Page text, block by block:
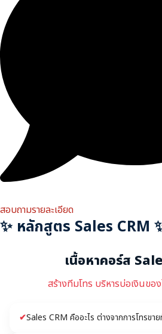
สอบถามรายละเอียด
✨ หลักสูตร Sales CRM
เนื้อหาคอร์ส
สร้างทีมโทร บริหารบ่อเงินขอ
✔Sales CRM คืออะไร ต่างจากการโทรขา